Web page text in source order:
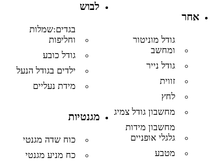
אחר
גודל מוניטור
ומחשב
גודל נייר
זווית
לחץ
מחשבון גודל צמיג
מחשבון מידות
גלגלי אופניים
מטבע
לבוש
בגדים:שמלות
וחליפות
גודל כובע
ילדים בגודל הנעל
מידת נעליים
מגנטיות
כוח שדה מגנטי
כח מניע מגנטי